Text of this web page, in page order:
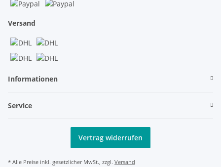
Versand
Informationen
Service
Vertrag widerrufen
* Alle Preise inkl. gesetzlicher MwSt., zzgl. Versand